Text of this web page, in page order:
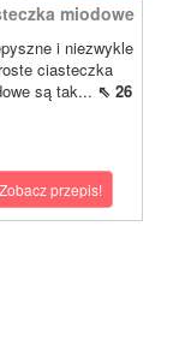
miodowe
i niezwykle
ciasteczka
są tak... ⇖ 26
Zobacz przepis!